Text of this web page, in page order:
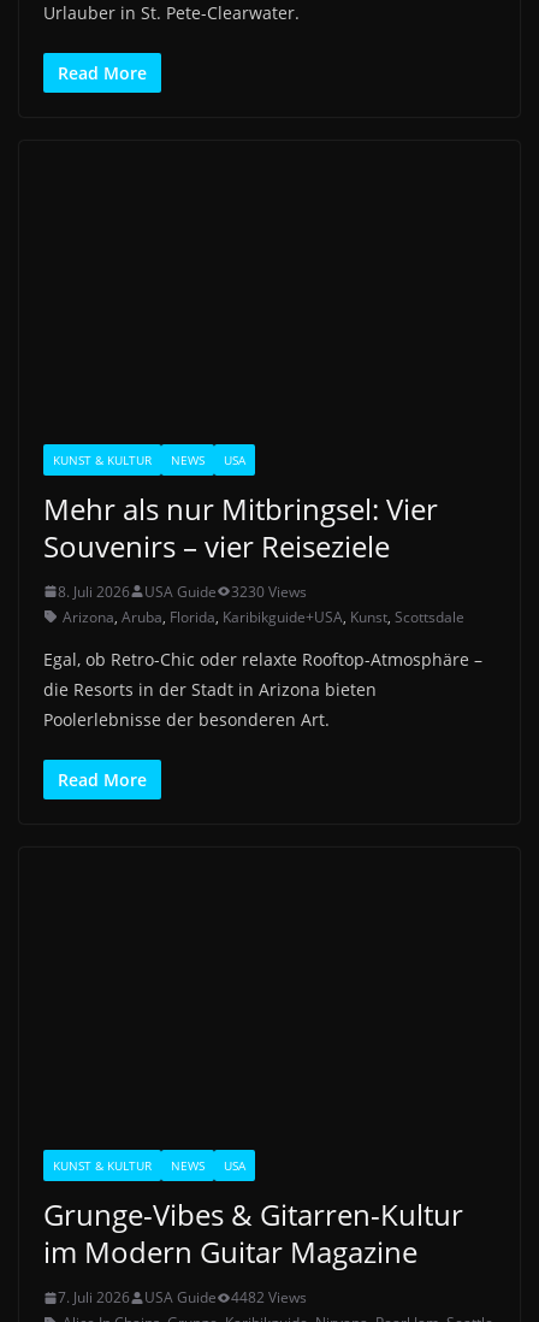
Urlauber in St. Pete-Clearwater.
Read More
KUNST & KULTUR NEWS USA
Mehr als nur Mitbringsel: Vier
Souvenirs – vier Reiseziele
8. Juli 2026 USA Guide
3230 Views
Arizona, Aruba, Florida, Karibikguide+USA, Kunst, Scottsdale
Egal, ob Retro-Chic oder relaxte Rooftop-Atmosphäre –
die Resorts in der Stadt in Arizona bieten
Poolerlebnisse der besonderen Art.
Read More
KUNST & KULTUR NEWS USA
Grunge-Vibes & Gitarren-Kultur
im Modern Guitar Magazine
7. Juli 2026 USA Guide
4482 Views